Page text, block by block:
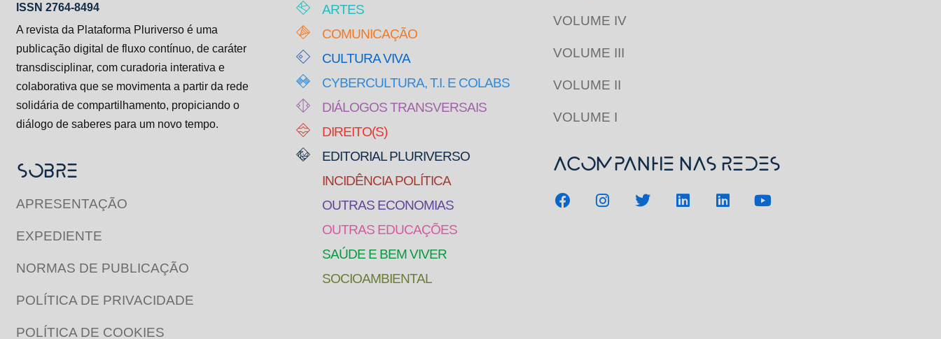
ISSN 2764-8494
A revista da Plataforma Pluriverso é uma
publicação digital de fluxo contínuo, de caráter
transdisciplinar, com curadoria interativa e
colaborativa que se movimenta a partir da rede
solidária de compartilhamento, propiciando o
diálogo de saberes para um novo tempo.
SOBRE
APRESENTAÇÃO
EXPEDIENTE
NORMAS DE PUBLICAÇÃO
POLÍTICA DE PRIVACIDADE
POLÍTICA DE COOKIES
ARTES
COMUNICAÇÃO
CULTURA VIVA
CYBERCULTURA, T.I. E COLABS
DIÁLOGOS TRANSVERSAIS
DIREITO(S)
EDITORIAL PLURIVERSO
INCIDÊNCIA POLÍTICA
OUTRAS ECONOMIAS
OUTRAS EDUCAÇÕES
SAÚDE E BEM VIVER
SOCIOAMBIENTAL
VOLUME IV
VOLUME III
VOLUME II
VOLUME I
Acompanhe nas redes